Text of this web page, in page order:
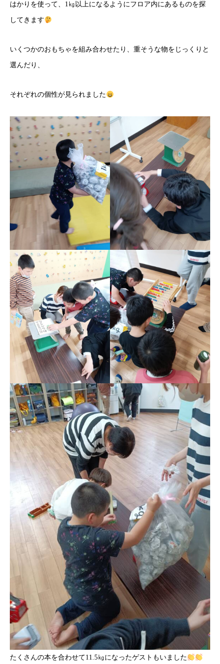
はかりを使って、1㎏以上になるようにフロア内にあるものを探
してきます
いくつかのおもちゃを組み合わせたり、重そうな物をじっくりと
選んだり、
それぞれの個性が見られました
たくさんの本を合わせて11.5㎏になったゲストもいました